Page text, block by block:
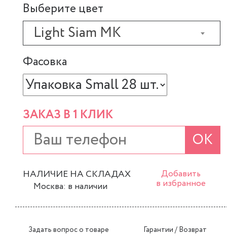
Выберите цвет
Light Siam MK
Фасовка
ЗАКАЗ В 1 КЛИК
ОК
НАЛИЧИЕ НА СКЛАДАХ
Москва: в наличии
Добавить
в избранное
Задать вопрос о товаре Гарантии / Возврат